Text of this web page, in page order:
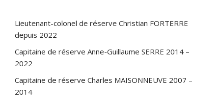
Lieutenant-colonel de réserve Christian FORTERRE
depuis 2022
Capitaine de réserve Anne-Guillaume SERRE 2014 –
2022
Capitaine de réserve Charles MAISONNEUVE 2007 –
2014